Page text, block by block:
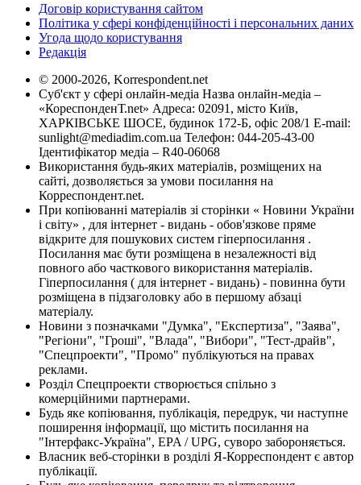
Договір користування сайтом
Політика у сфері конфіденційності і персональних даних
Угода щодо користування
Редакція
© 2000-2026, Korrespondent.net
Суб'єкт у сфері онлайн-медіа Назва онлайн-медіа –
«КореспонденТ.net» Адреса: 02091, місто Київ,
ХАРКІВСЬКЕ ШОСЕ, будинок 172-Б, офіс 208/1 E-mail:
sunlight@mediadim.com.ua Телефон: 044-205-43-00
Ідентифікатор медіа – R40-06068
Використання будь-яких матеріалів, розміщених на
сайті, дозволяється за умови посилання на
Корреспондент.net.
При копіюванні матеріалів зі сторінки « Новини України
і світу» , для інтернет - видань - обов'язкове пряме
відкрите для пошукових систем гіперпосилання .
Посилання має бути розміщена в незалежності від
повного або часткового використання матеріалів.
Гіперпосилання ( для інтернет - видань) - повинна бути
розміщена в підзаголовку або в першому абзаці
матеріалу.
Новини з позначками "Думка", "Експертиза", "Заява",
"Регіони", "Гроші", "Влада", "Вибори", "Тест-драйв",
"Спецпроекти", "Промо" публікуються на правах
реклами.
Розділ Спецпроекти створюється спільно з
комерційними партнерами.
Будь яке копіювання, публікація, передрук, чи наступне
поширення інформації, що містить посилання на
"Інтерфакс-Україна", EPA / UPG, суворо забороняється.
Власник веб-сторінки в розділі Я-Корреспондент є автор
публікації.